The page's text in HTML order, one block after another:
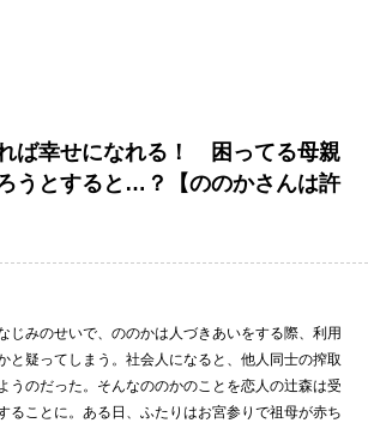
ば幸せになれる！ 困ってる母親
うとすると…？【ののかさんは許
じみのせいで、ののかは人づきあいをする際、利用
と疑ってしまう。社会人になると、他人同士の搾取
うのだった。そんなののかのことを恋人の辻森は受
ることに。ある日、ふたりはお宮参りで祖母が赤ち